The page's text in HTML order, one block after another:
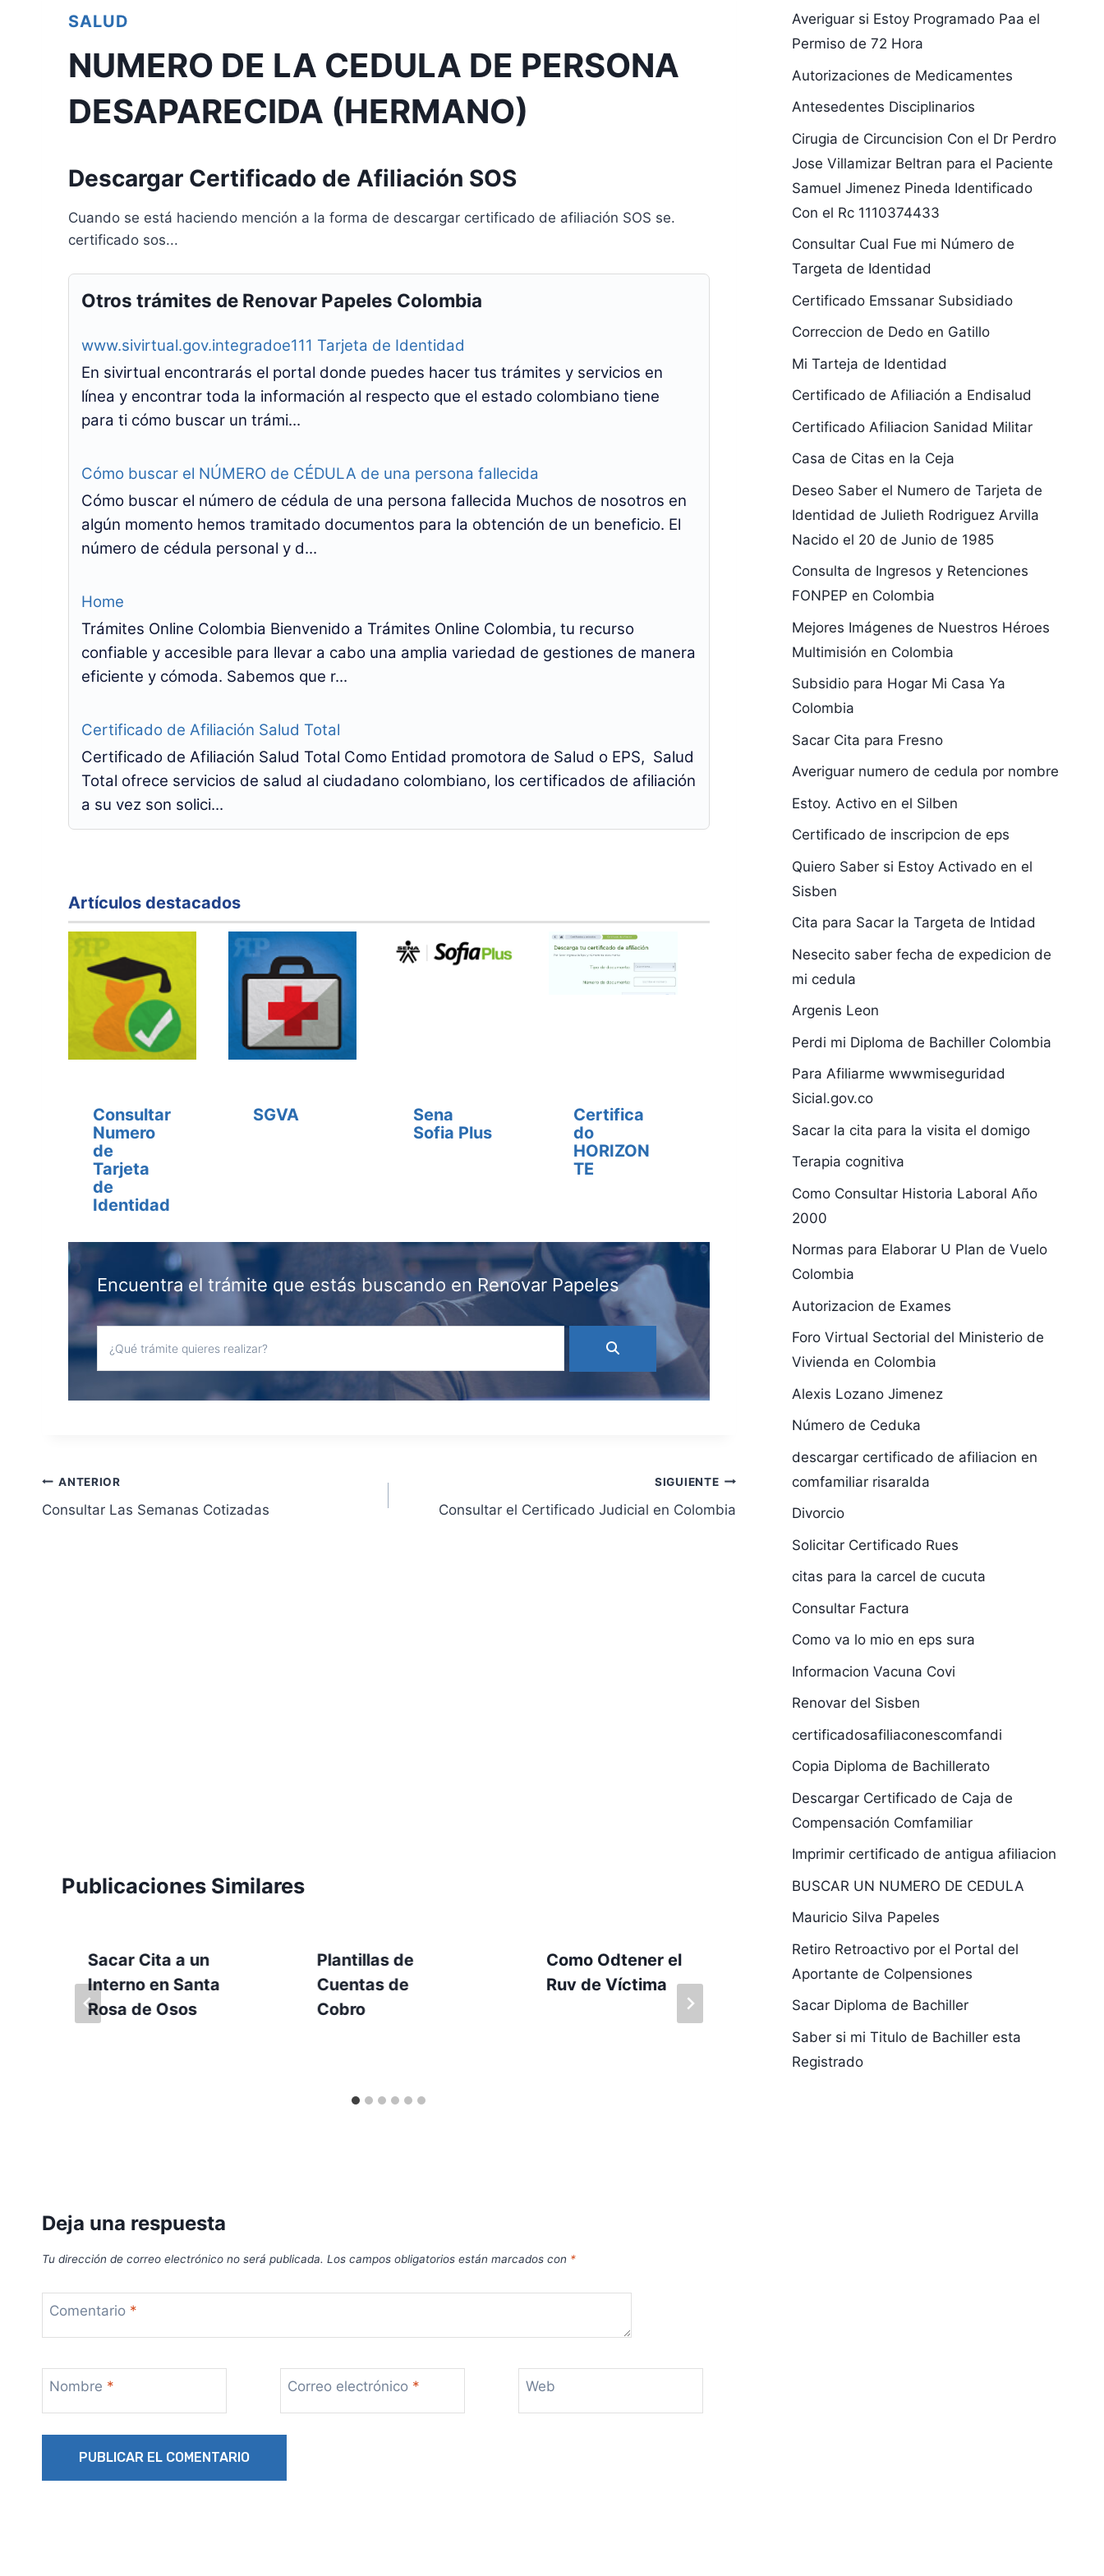
SALUD
NUMERO DE LA CEDULA DE PERSONA
DESAPARECIDA (HERMANO)
Descargar Certificado de Afiliación SOS
Cuando se está haciendo mención a la forma de descargar certificado de afiliación SOS se.
certificado sos...
Otros trámites de Renovar Papeles Colombia
www.sivirtual.gov.integradoe111 Tarjeta de Identidad
En sivirtual encontrarás el portal donde puedes hacer tus trámites y servicios en
línea y encontrar toda la información al respecto que el estado colombiano tiene
para ti cómo buscar un trámi...
Cómo buscar el NÚMERO de CÉDULA de una persona fallecida
Cómo buscar el número de cédula de una persona fallecida Muchos de nosotros en
algún momento hemos tramitado documentos para la obtención de un beneficio. El
número de cédula personal y d...
Home
Trámites Online Colombia Bienvenido a Trámites Online Colombia, tu recurso
confiable y accesible para llevar a cabo una amplia variedad de gestiones de manera
eficiente y cómoda. Sabemos que r...
Certificado de Afiliación Salud Total
Certificado de Afiliación Salud Total Como Entidad promotora de Salud o EPS, Salud
Total ofrece servicios de salud al ciudadano colombiano, los certificados de afiliación
a su vez son solici...
Artículos destacados
Consultar
Numero
de
Tarjeta
de
Identidad
SGVA
Sena
Sofia Plus
Certifica
do
HORIZON
TE
Encuentra el trámite que estás buscando en Renovar Papeles
Navegación
de
ANTERIOR
Consultar Las Semanas Cotizadas
SIGUIENTE
Consultar el Certificado Judicial en Colombia
Publicaciones Similares
Sacar Cita a un
Interno en Santa
Rosa de Osos
Plantillas de
Cuentas de
Cobro
Como Odtener el
Ruv de Víctima
Número de
Cédula de
Estefanía Mira
Sepúlveda
Sacar
Deja una respuesta
Tu dirección de correo electrónico no será publicada. Los campos obligatorios están marcados con *
Comentario *
Nombre * Correo electrónico * Web
Averiguar si Estoy Programado Paa el
Permiso de 72 Hora
Autorizaciones de Medicamentes
Antesedentes Disciplinarios
Cirugia de Circuncision Con el Dr Perdro
Jose Villamizar Beltran para el Paciente
Samuel Jimenez Pineda Identificado
Con el Rc 1110374433
Consultar Cual Fue mi Número de
Targeta de Identidad
Certificado Emssanar Subsidiado
Correccion de Dedo en Gatillo
Mi Tarteja de Identidad
Certificado de Afiliación a Endisalud
Certificado Afiliacion Sanidad Militar
Casa de Citas en la Ceja
Deseo Saber el Numero de Tarjeta de
Identidad de Julieth Rodriguez Arvilla
Nacido el 20 de Junio de 1985
Consulta de Ingresos y Retenciones
FONPEP en Colombia
Mejores Imágenes de Nuestros Héroes
Multimisión en Colombia
Subsidio para Hogar Mi Casa Ya
Colombia
Sacar Cita para Fresno
Averiguar numero de cedula por nombre
Estoy. Activo en el Silben
Certificado de inscripcion de eps
Quiero Saber si Estoy Activado en el
Sisben
Cita para Sacar la Targeta de Intidad
Nesecito saber fecha de expedicion de
mi cedula
Argenis Leon
Perdi mi Diploma de Bachiller Colombia
Para Afiliarme wwwmiseguridad
Sicial.gov.co
Sacar la cita para la visita el domigo
Terapia cognitiva
Como Consultar Historia Laboral Año
2000
Normas para Elaborar U Plan de Vuelo
Colombia
Autorizacion de Exames
Foro Virtual Sectorial del Ministerio de
Vivienda en Colombia
Alexis Lozano Jimenez
Número de Ceduka
descargar certificado de afiliacion en
comfamiliar risaralda
Divorcio
Solicitar Certificado Rues
citas para la carcel de cucuta
Consultar Factura
Como va lo mio en eps sura
Informacion Vacuna Covi
Renovar del Sisben
certificadosafiliaconescomfandi
Copia Diploma de Bachillerato
Descargar Certificado de Caja de
Compensación Comfamiliar
Imprimir certificado de antigua afiliacion
BUSCAR UN NUMERO DE CEDULA
Mauricio Silva Papeles
Retiro Retroactivo por el Portal del
Aportante de Colpensiones
Sacar Diploma de Bachiller
Saber si mi Titulo de Bachiller esta
Registrado